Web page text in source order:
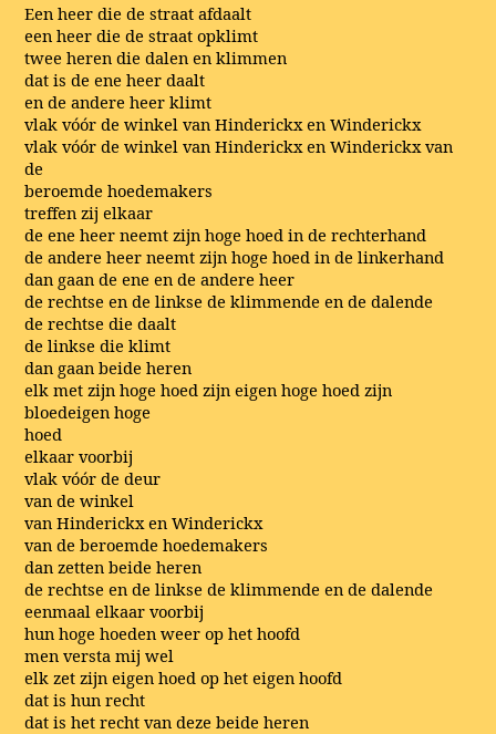
Een heer die de straat afdaalt
een heer die de straat opklimt
twee heren die dalen en klimmen
dat is de ene heer daalt
en de andere heer klimt
vlak vóór de winkel van Hinderickx en Winderickx
vlak vóór de winkel van Hinderickx en Winderickx van
de
beroemde hoedemakers
treffen zij elkaar
de ene heer neemt zijn hoge hoed in de rechterhand
de andere heer neemt zijn hoge hoed in de linkerhand
dan gaan de ene en de andere heer
de rechtse en de linkse de klimmende en de dalende
de rechtse die daalt
de linkse die klimt
dan gaan beide heren
elk met zijn hoge hoed zijn eigen hoge hoed zijn
bloedeigen hoge
hoed
elkaar voorbij
vlak vóór de deur
van de winkel
van Hinderickx en Winderickx
van de beroemde hoedemakers
dan zetten beide heren
de rechtse en de linkse de klimmende en de dalende
eenmaal elkaar voorbij
hun hoge hoeden weer op het hoofd
men versta mij wel
elk zet zijn eigen hoed op het eigen hoofd
dat is hun recht
dat is het recht van deze beide heren